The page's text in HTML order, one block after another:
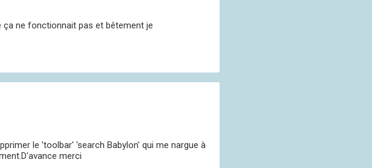
ça ne fonctionnait pas et bêtement je
le 'toolbar' 'search Babylon' qui me nargue à
merci